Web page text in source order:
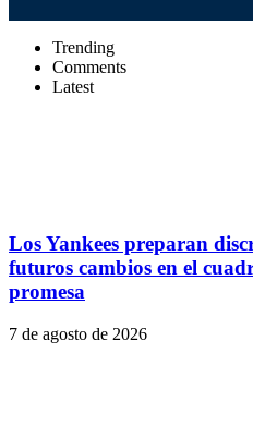
Trending
Comments
Latest
Los Yankees preparan
futuros cambios en el
promesa
7 de agosto de 2026